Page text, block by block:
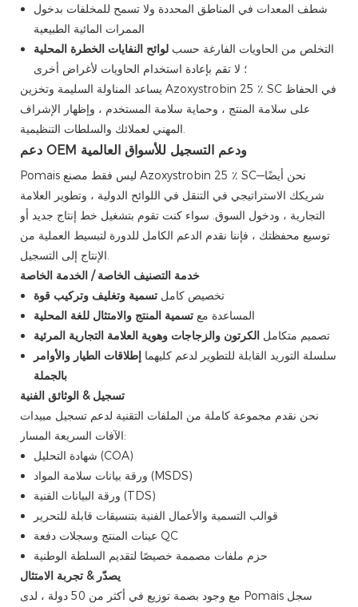
شطف المعدات في المناطق المحددة ولا تسمح للمخلفات بدخول
الممرات المائية الطبيعية
التخلص من الحاويات الفارغة حسبلوائح النفايات الخطرة المحلية
؛ لا تقم بإعادة استخدام الحاويات لأغراض أخرى
يساعد المناولة السليمة وتخزين Azoxystrobin 25 ٪ SC في الحفاظ
على سلامة المنتج ، وحماية سلامة المستخدم ، وإظهار الإشراف
المهني لعملائك والسلطات التنظيمية.
دعم OEM ودعم التسجيل للأسواق العالمية
Pomais ليس فقط مصنع Azoxystrobin 25 ٪ SC—نحن أيضًا
شريكك الاستراتيجي في التنقل في اللوائح الدولية ، وتطوير العلامة
التجارية ، ودخول السوق. سواء كنت تقوم بتشغيل خط إنتاج جديد أو
توسيع محفظتك ، فإننا نقدم الدعم الكامل للدورة لتبسيط العملية من
الإنتاج إلى التسجيل.
خدمة التصنيف الخاصة / الخدمة الخاصة
تخصيص كاملتسمية وتغليف وتركيب قوة
المساعدة معتسمية المنتج والامتثال للغة المحلية
تصميم متكامل الكرتون والزجاجات وهوية العلامة التجارية المرئية
سلسلة التوريد القابلة للتطوير لدعم كليهما إطلاقات الطيار والأوامر
بالجملة
تسجيل & الوثائق الفنية
نحن نقدم مجموعة كاملة من الملفات التقنية لدعم تسجيل مبيدات
الآفات السريعة المسار:
شهادة التحليل (COA)
ورقة بيانات سلامة المواد (MSDS)
ورقة البيانات الفنية (TDS)
قوالب التسمية والأعمال الفنية بتنسيقات قابلة للتحرير
عينات المنتج وسجلات دفعة QC
حزم ملفات مصممة خصيصًا لتقديم السلطة الوطنية
يصدّر & تجربة الامتثال
مع وجود بصمة توزيع في أكثر من 50 دولة ، لدى Pomais سجل